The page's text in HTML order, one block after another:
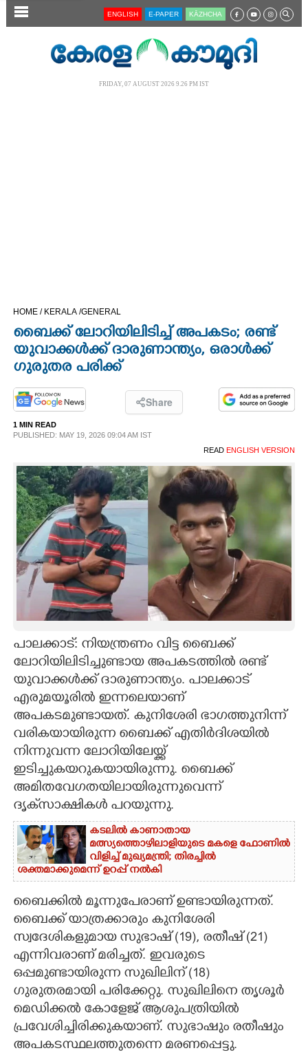
SECTIONS
OPINION
PHOTOS
LIFESTYLE
SPIRITUAL
INFO+
ART
ASTRO
CARTOONS
LITERATURE
ZOOM
CONTACT US
ENGLISH E-PAPER KĀZHCHA
FRIDAY, 07 AUGUST 2026 9.26 PM IST
HOME / KERALA /GENERAL
ബൈക്ക് ലോറിയിലിടിച്ച് അപകടം; രണ്ട്
യുവാക്കൾക്ക് ദാരുണാന്ത്യം, ഒരാൾക്ക്
ഗുരുതര പരിക്ക്
Share
1 MIN READ
PUBLISHED: MAY 19, 2026 09:04 AM IST
READ ENGLISH VERSION
പാലക്കാട്: നിയന്ത്രണം വിട്ട ബൈക്ക്
ലോറിയിലിടിച്ചുണ്ടായ അപകടത്തിൽ രണ്ട്
യുവാക്കൾക്ക് ദാരുണാന്ത്യം. പാലക്കാട്
എരുമയൂരിൽ ഇന്നലെയാണ്
അപകടമുണ്ടായത്. കുനിശേരി ഭാഗത്തുനിന്ന്
വരികയായിരുന്ന ബൈക്ക് എതിർദിശയിൽ
നിന്നുവന്ന ലോറിയിലേയ്ക്ക്
ഇടിച്ചുകയറുകയായിരുന്നു. ബൈക്ക്
അമിതവേഗതയിലായിരുന്നുവെന്ന്
ദൃക്‌സാക്ഷികൾ പറയുന്നു.
കടലിൽ കാണാതായ
മത്സ്യത്തൊഴിലാളിയുടെ മകളെ ഫോണിൽ
വിളിച്ച് മുഖ്യമന്ത്രി; തിരച്ചിൽ
ശക്തമാക്കുമെന്ന് ഉറപ്പ് നൽകി
ബൈക്കിൽ മൂന്നുപേരാണ് ഉണ്ടായിരുന്നത്.
ബൈക്ക് യാത്രക്കാരും കുനിശേരി
സ്വദേശികളുമായ സുഭാഷ് (19), രതീഷ് (21)
എന്നിവരാണ് മരിച്ചത്. ഇവരുടെ
ഒപ്പമുണ്ടായിരുന്ന സുഖിലിന് (18)
ഗുരുതരമായി പരിക്കേറ്റു. സുഖിലിനെ തൃശൂർ
മെഡിക്കൽ കോളേജ് ആശുപത്രിയിൽ
പ്രവേശിച്ചിരിക്കുകയാണ്. സുഭാഷും രതീഷും
അപകടസ്ഥലത്തുതന്നെ മരണപ്പെട്ടു.